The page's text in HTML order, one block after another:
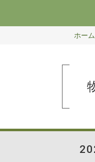
ホーム